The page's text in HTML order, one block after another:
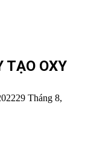
TẠO OXY
29 Tháng 8,